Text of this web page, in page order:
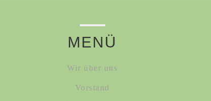
MENÜ
Wir über uns
Vorstand